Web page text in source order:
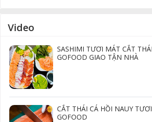
Video
SASHIMI TƯƠI MÁT CẮT
GOFOOD GIAO TẬN NHÀ
CẮT THÁI CÁ HỒI NAUY
GOFOOD